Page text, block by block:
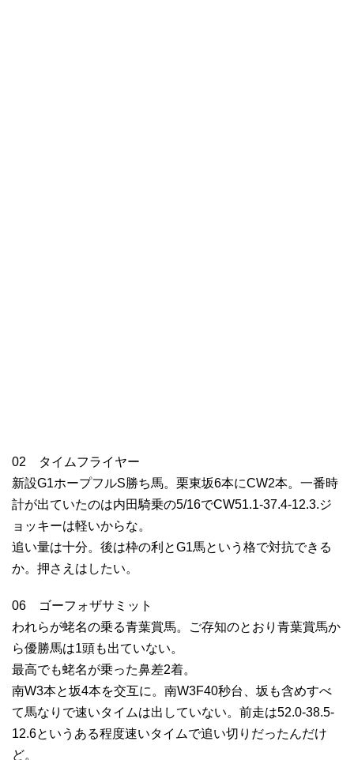
02 タイムフライヤー
新設G1ホープフルS勝ち馬。栗東坂6本にCW2本。一番時
計が出ていたのは内田騎乗の5/16でCW51.1-37.4-12.3.ジ
ョッキーは軽いからな。
追い量は十分。後は枠の利とG1馬という格で対抗できる
か。押さえはしたい。
06 ゴーフォザサミット
われらが蛯名の乗る青葉賞馬。ご存知のとおり青葉賞馬か
ら優勝馬は1頭も出ていない。
最高でも蛯名が乗った鼻差2着。
南W3本と坂4本を交互に。南W3F40秒台、坂も含めすべ
て馬なりで速いタイムは出していない。前走は52.0-38.5-
12.6というある程度速いタイムで追い切りだったんだけ
ど。